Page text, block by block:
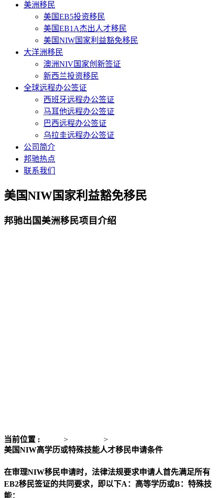
美洲移民
美国EB5投资移民
美国EB1A杰出人才移民
美国NIW国家利益豁免移民
大洋洲移民
澳洲NIV国家创新签证
新西兰投资移民
全球远程办公签证
西班牙远程办公签证
马耳他远程办公签证
巴西远程办公签证
乌拉圭远程办公签证
公司简介
邦驰热点
联系我们
美国NIW国家利益豁免移民
邦驰出国美洲移民项目介绍
当前位置 : > >
美国NIW高学历或特殊技能人才移民申请条件
在审理NIW移民申请时，法律法规要求申请人首先满足所有
EB2移民签证的共同要求，即以下A：高等学历或B：特殊技
能：